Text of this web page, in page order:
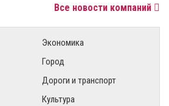
Все новости компаний
Экономика
Город
Дороги и транспорт
Культура